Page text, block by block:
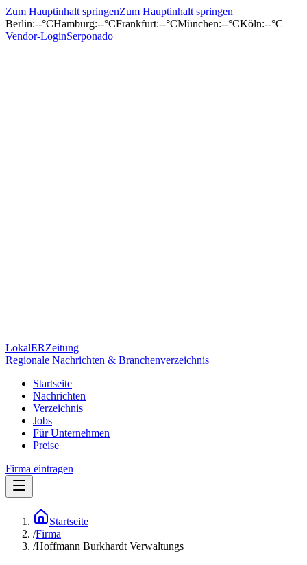
Zum Hauptinhalt springenZum Hauptinhalt springen
Berlin:--°CHamburg:--°CFrankfurt:--°CMünchen:--°CKöln:--°C
Vendor-LoginSerponado
LokalERZeitung
Regionale Nachrichten & Branchenverzeichnis
Startseite
Nachrichten
Verzeichnis
Jobs
Für Unternehmen
Preise
Firma eintragen
Startseite
/Firma
/Hoffmann Burkhardt Verwaltungs